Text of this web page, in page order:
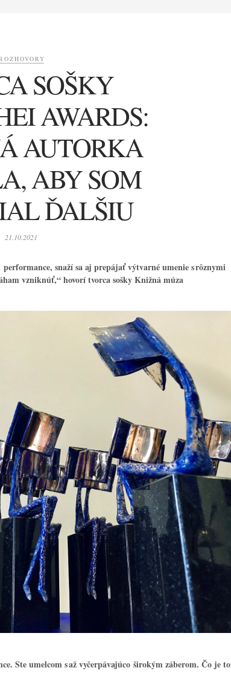
SOŠKY
AWARDS:
AUTORKA
ABY SOM
ĎALŠIU
21.10.2021
snaží sa aj prepájať výtvarné umenie s rôznymi
vzniknúť,“ hovorí tvorca sošky Knižná múza
Ste umelcom s až vyčerpávajúco širokým záberom. Čo je to